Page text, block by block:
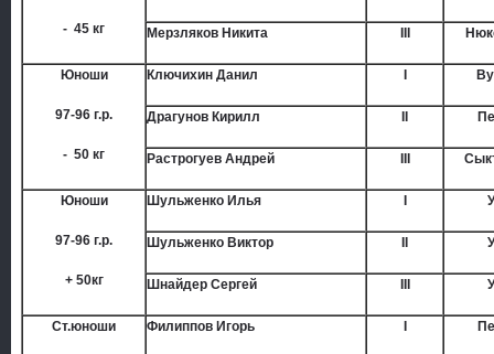
- 45 кг Мерзляков Никита
Юноши
97-96 г.р.
- 50 кг
Ключихин Данил
Драгунов Кирилл
Растрогуев Андрей
Юноши
97-96 г.р.
+ 50кг
Шульженко Илья
Шульженко Виктор
Шнайдер Сергей
Ст.юноши Филиппов Игорь